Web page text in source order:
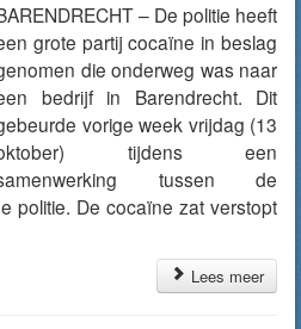
– De politie heeft
grote partij cocaïne in beslag
die onderweg was naar
bedrijf in Barendrecht. Dit
vorige week vrijdag (13
tijdens een
tussen de
politie. De cocaïne zat verstopt
Lees meer